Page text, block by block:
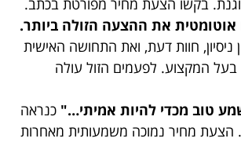
בקשו הצעת מחיר מפורטת בכתב.
את ההצעה הזולה ביותר.
ניסיון, חוות דעת, ואת התחושה האישית
המקצוע. לפעמים הזול עולה
טוב מכדי להיות אמיתי…" כנראה
מחיר נמוכה משמעותית מאחרות